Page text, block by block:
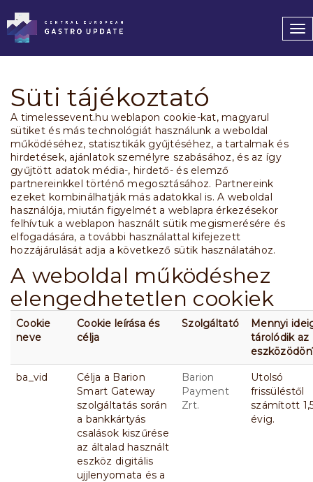
Süti tájékoztató
A timelessevent.hu weblapon cookie-kat, magyarul
sütiket és más technológiát használunk a weboldal
működéséhez, statisztikák gyűjtéséhez, a tartalmak és
hirdetések, ajánlatok személyre szabásához, és az így
gyűjtött adatok média-, hirdető- és elemző
partnereinkkel történő megosztásához. Partnereink
ezeket kombinálhatják más adatokkal is. A weboldal
használója, miután figyelmét a weblapra érkezésekor
felhívtuk a weblapon használt sütik megismerésére és
elfogadására, a további használattal kifejezett
hozzájárulását adja a következő sütik használatához.
A weboldal működéshez
elengedhetetlen cookiek
Cookie
neve
Cookie leírása és
célja
Szolgáltató
Mennyi
tárolódik az
ba_vid
Célja a Barion
Smart Gateway
szolgáltatás során
a bankkártyás
csalások kiszűrése
az általad használt
eszköz digitális
ujjlenyomata és a
Barion
Payment
Zrt.
Utolsó
frissüléstől
számított
évig.